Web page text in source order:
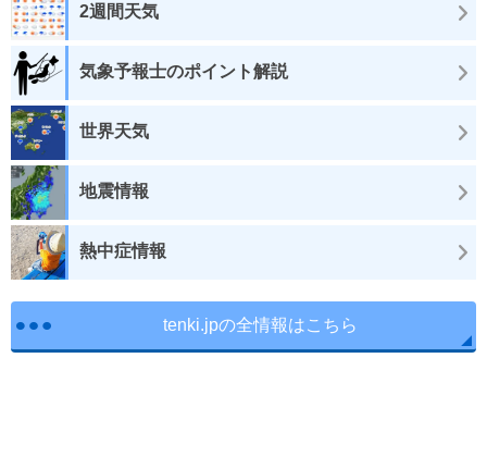
2週間天気
気象予報士のポイント解説
世界天気
地震情報
熱中症情報
tenki.jpの全情報はこちら